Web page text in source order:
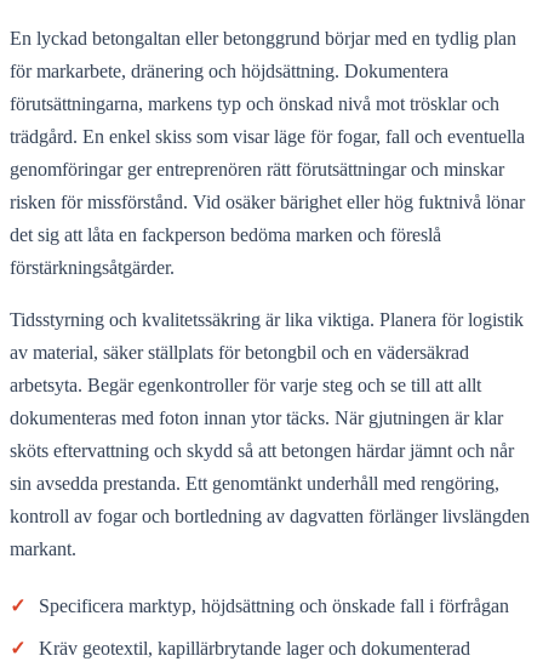
En lyckad betongaltan eller betonggrund börjar med en tydlig plan
för markarbete, dränering och höjdsättning. Dokumentera
förutsättningarna, markens typ och önskad nivå mot trösklar och
trädgård. En enkel skiss som visar läge för fogar, fall och eventuella
genomföringar ger entreprenören rätt förutsättningar och minskar
risken för missförstånd. Vid osäker bärighet eller hög fuktnivå lönar
det sig att låta en fackperson bedöma marken och föreslå
förstärkningsåtgärder.
Tidsstyrning och kvalitetssäkring är lika viktiga. Planera för logistik
av material, säker ställplats för betongbil och en vädersäkrad
arbetsyta. Begär egenkontroller för varje steg och se till att allt
dokumenteras med foton innan ytor täcks. När gjutningen är klar
sköts eftervattning och skydd så att betongen härdar jämnt och når
sin avsedda prestanda. Ett genomtänkt underhåll med rengöring,
kontroll av fogar och bortledning av dagvatten förlänger livslängden
markant.
✓ Specificera marktyp, höjdsättning och önskade fall i förfrågan
✓ Kräv geotextil, kapillärbrytande lager och dokumenterad